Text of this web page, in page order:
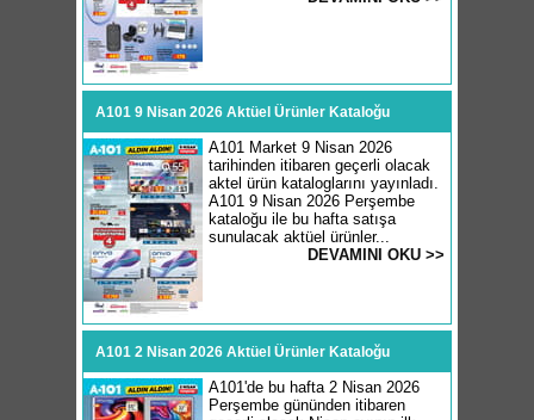
A101 9 Nisan 2026 Aktüel Ürünler Kataloğu
A101 Market 9 Nisan 2026
tarihinden itibaren geçerli olacak
aktel ürün kataloglarını yayınladı.
A101 9 Nisan 2026 Perşembe
kataloğu ile bu hafta satışa
sunulacak aktüel ürünler...
DEVAMINI OKU >>
A101 2 Nisan 2026 Aktüel Ürünler Kataloğu
A101'de bu hafta 2 Nisan 2026
Perşembe gününden itibaren